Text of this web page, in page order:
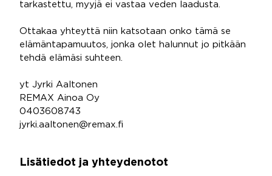
tarkastettu, myyjä ei vastaa veden laadusta.
Ottakaa yhteyttä niin katsotaan onko tämä se
elämäntapamuutos, jonka olet halunnut jo pitkään
tehdä elämäsi suhteen.
yt Jyrki Aaltonen
REMAX Ainoa Oy
0403608743
jyrki.aaltonen@remax.fi
Lisätiedot ja yhteydenotot